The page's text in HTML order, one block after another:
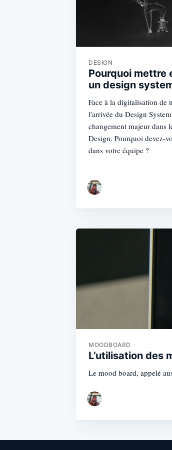
DESIGN
Pourquoi mettre
un design
Face à la digitalisation de
l'arrivée du Design
changement majeur dans
Design. Pourquoi devez-
dans votre équipe ?
MOODBOARD
L’utilisation des
Le mood board, appelé